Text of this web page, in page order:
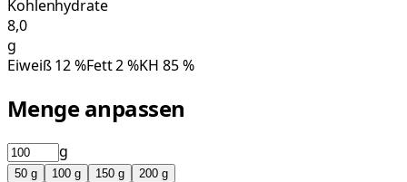
Kohlenhydrate
8,0
g
Eiweiß12%Fett2%KH 85%
Menge anpassen
g
50 g 100 g 150 g 200 g